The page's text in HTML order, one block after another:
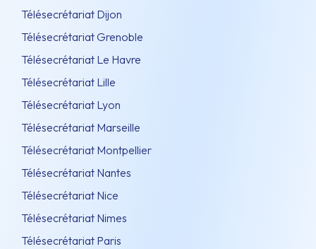
Télésecrétariat Dijon
Télésecrétariat Grenoble
Télésecrétariat Le Havre
Télésecrétariat Lille
Télésecrétariat Lyon
Télésecrétariat Marseille
Télésecrétariat Montpellier
Télésecrétariat Nantes
Télésecrétariat Nice
Télésecrétariat Nimes
Télésecrétariat Paris